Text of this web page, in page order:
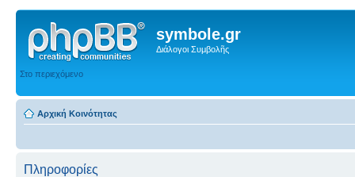
symbole.gr
Διάλογοι Συμβολῆς
Στο περιεχόμενο
Αρχική Κοινότητας
Πληροφορίες